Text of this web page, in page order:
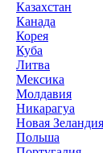
Казахстан
Канада
Корея
Куба
Литва
Мексика
Молдавия
Никарагуа
Новая Зеландия
Польша